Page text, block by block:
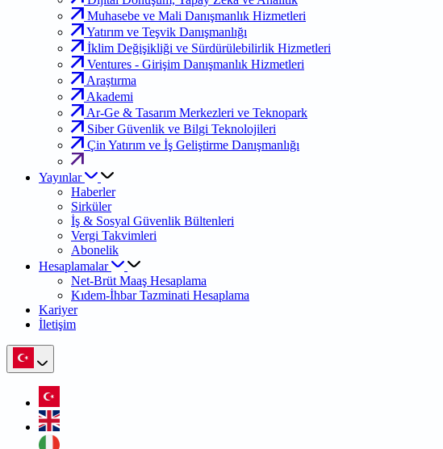
Muhasebe ve Mali Danışmanlık Hizmetleri
Yatırım ve Teşvik Danışmanlığı
İklim Değişikliği ve Sürdürülebilirlik Hizmetleri
Ventures - Girişim Danışmanlık Hizmetleri
Araştırma
Akademi
Ar-Ge & Tasarım Merkezleri ve Teknopark
Siber Güvenlik ve Bilgi Teknolojileri
Çin Yatırım ve İş Geliştirme Danışmanlığı
Yayınlar
Haberler
Sirküler
İş & Sosyal Güvenlik Bültenleri
Vergi Takvimleri
Abonelik
Hesaplamalar
Net-Brüt Maaş Hesaplama
Kıdem-İhbar Tazminati Hesaplama
Kariyer
İletişim